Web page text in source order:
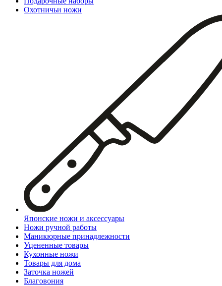
Охотничьи ножи
Японские ножи и аксессуары
Ножи ручной работы
Маникюрные принадлежности
Уцененные товары
Кухонные ножи
Товары для дома
Заточка ножей
Благовония